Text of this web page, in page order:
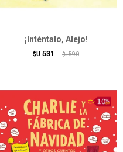
¡Inténtalo, Alejo!
$U 531 $U 590